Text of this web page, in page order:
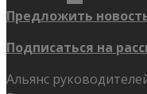
Предложить
Подписаться на
Альянс